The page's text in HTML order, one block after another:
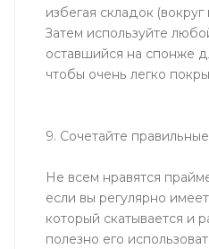
избегая складок (вокруг
Затем используйте
оставшийся на спонже
чтобы очень легко
9. Сочетайте
Не всем нравятся
если вы регулярно
который скатывается и
полезно его